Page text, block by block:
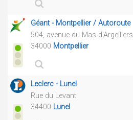
Géant - Montpellier / Autoroute
504, avenue du Mas d'Argelliers
34000 Montpellier
Leclerc - Lunel
Rue du Levant
34400 Lunel